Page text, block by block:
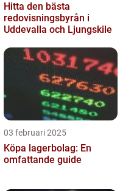
Hitta den bästa
redovisningsbyrån i
Uddevalla och Ljungskile
03 februari 2025
Köpa lagerbolag: En
omfattande guide